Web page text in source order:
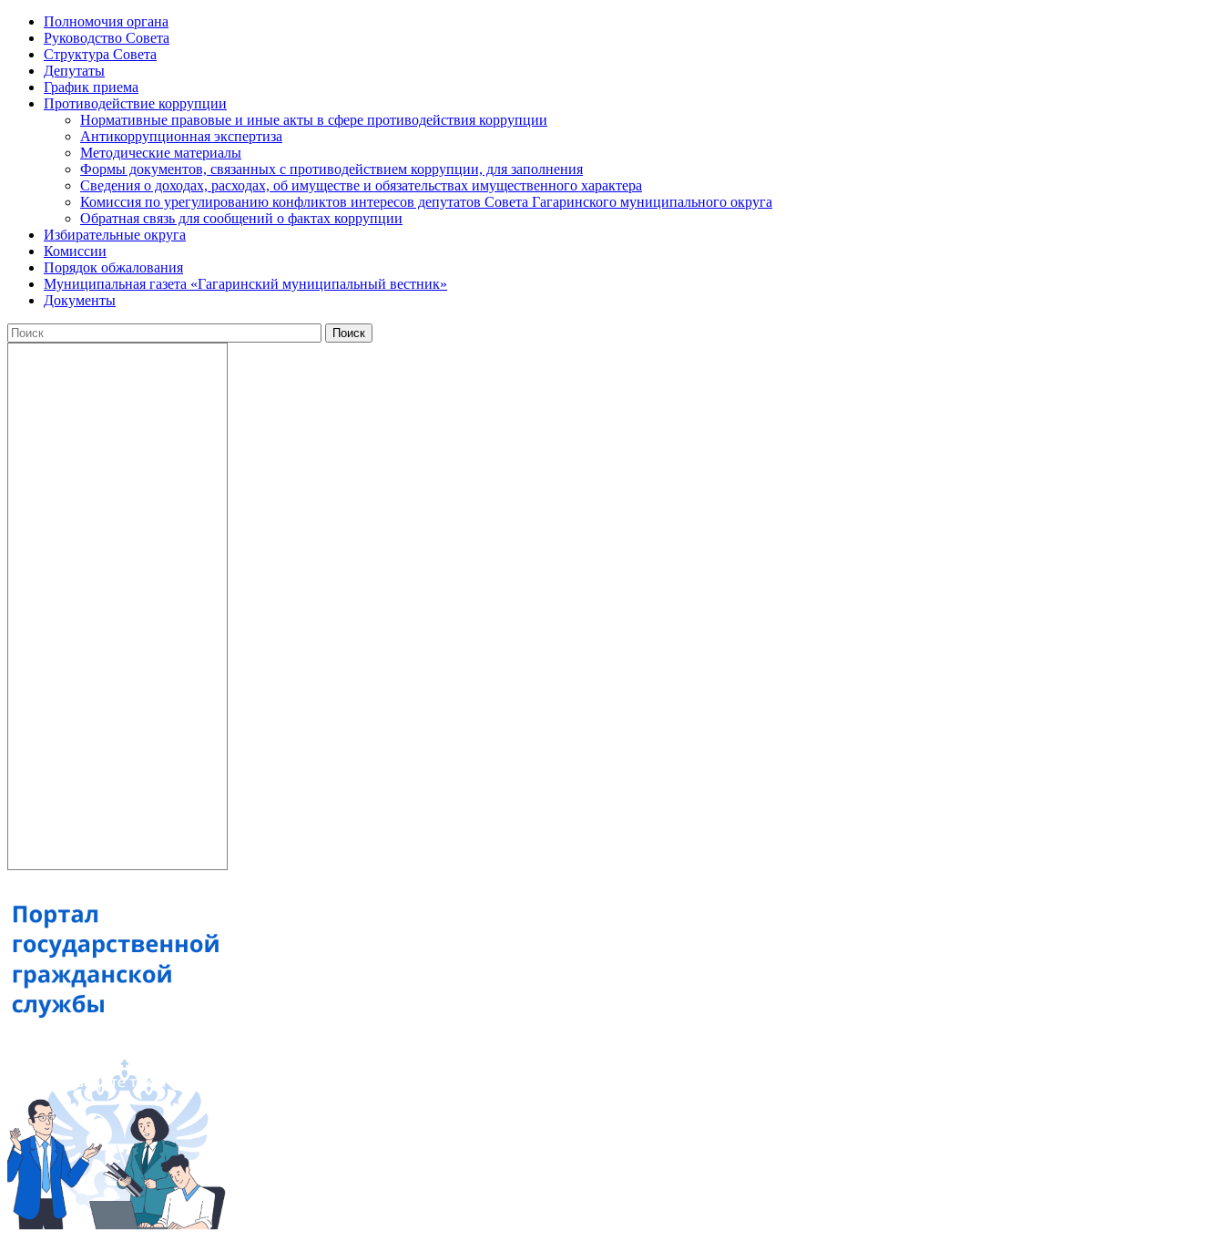
Полномочия органа
Руководство Совета
Структура Совета
Депутаты
График приема
Противодействие коррупции
Нормативные правовые и иные акты в сфере противодействия коррупции
Антикоррупционная экспертиза
Методические материалы
Формы документов, связанных с противодействием коррупции, для заполнения
Сведения о доходах, расходах, об имуществе и обязательствах имущественного характера
Комиссия по урегулированию конфликтов интересов депутатов Совета Гагаринского муниципального округа
Обратная связь для сообщений о фактах коррупции
Избирательные округа
Комиссии
Порядок обжалования
Муниципальная газета «Гагаринский муниципальный вестник»
Документы